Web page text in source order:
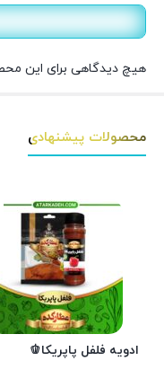
هیچ دیدگاهی برای این
محصولات پیشنهادی
ادویه فلفل پاپریکا🫑